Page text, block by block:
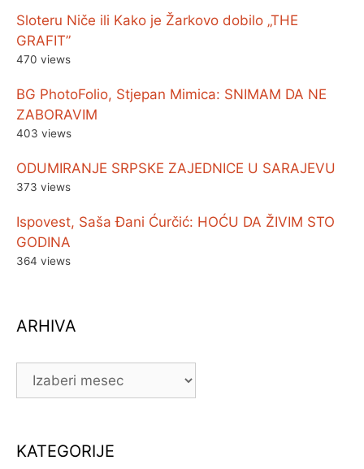
Sloteru Niče ili Kako je Žarkovo dobilo „THE
GRAFIT”
470 views
BG PhotoFolio, Stjepan Mimica: SNIMAM DA NE
ZABORAVIM
403 views
ODUMIRANJE SRPSKE ZAJEDNICE U SARAJEVU
373 views
Ispovest, Saša Đani Ćurčić: HOĆU DA ŽIVIM STO
GODINA
364 views
ARHIVA
ARHIVA
KATEGORIJE